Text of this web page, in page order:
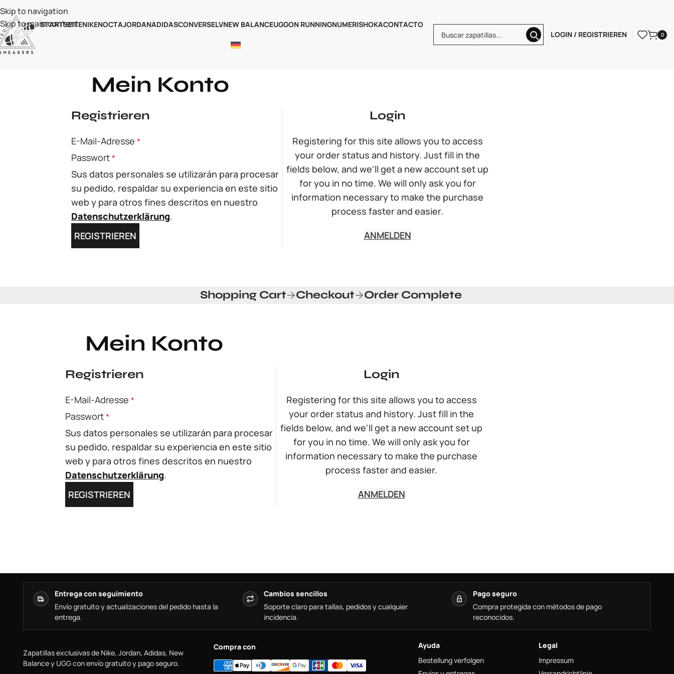
Skip to navigation
Skip to main content
STARTSEITENIKENOCTAJORDANADIDASCONVERSELVNEW BALANCEUGGON RUNNINGNUMERISHOKACONTACTO
LOGIN / REGISTRIEREN
0
Mein Konto
Registrieren
E-Mail-Adresse *
Passwort*
Sus datos personales se utilizarán para procesar
su pedido, respaldar su experiencia en este sitio
web y para otros fines descritos en nuestro
Datenschutzerklärung.
REGISTRIEREN
Login
Registering for this site allows you to access
your order status and history. Just fill in the
fields below, and we'll get a new account set up
for you in no time. We will only ask you for
information necessary to make the purchase
process faster and easier.
ANMELDEN
Shopping Cart Checkout Order Complete
Mein Konto
Registrieren
E-Mail-Adresse *
Passwort*
Sus datos personales se utilizarán para procesar
su pedido, respaldar su experiencia en este sitio
web y para otros fines descritos en nuestro
Datenschutzerklärung.
REGISTRIEREN
Login
Registering for this site allows you to access
your order status and history. Just fill in the
fields below, and we'll get a new account set up
for you in no time. We will only ask you for
information necessary to make the purchase
process faster and easier.
ANMELDEN
Entrega con seguimiento
Envío gratuito y actualizaciones del pedido hasta la
entrega.
Cambios sencillos
Soporte claro para tallas, pedidos y cualquier
incidencia.
Pago seguro
Compra protegida con métodos de pago
reconocidos.
Zapatillas exclusivas de Nike, Jordan, Adidas, New
Balance y UGG con envío gratuito y pago seguro.
Compra con
Ayuda
Bestellung verfolgen
Legal
Impressum